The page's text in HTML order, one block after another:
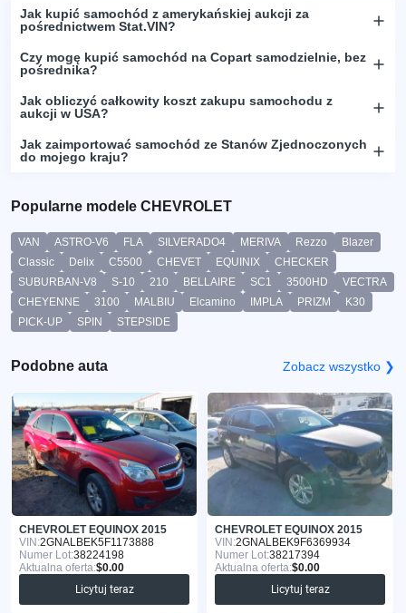
Jak kupić samochód z amerykańskiej aukcji za
pośrednictwem Stat.VIN?
Czy mogę kupić samochód na Copart samodzielnie, bez
pośrednika?
Jak obliczyć całkowity koszt zakupu samochodu z
aukcji w USA?
Jak zaimportować samochód ze Stanów Zjednoczonych
do mojego kraju?
Popularne modele CHEVROLET
VAN ASTRO-V6 FLA SILVERADO4 MERIVA Rezzo
Blazer
Classic
Delix C5500 CHEVET EQUINIX
CHECKER
SUBURBAN-V8
S-10 210 BELLAIRE SC1 3500HD
VECTRA
CHEYENNE
3100 MALBIU Elcamino IMPLA PRIZM
K30
PICK-UP
SPIN STEPSIDE
Podobne auta Zobacz wszystko ❯
CHEVROLET EQUINOX 2015
VIN:2GNALBEK5F1173888
Numer Lot:38224198
Aktualna oferta:$0.00
Licytuj teraz
CHEVROLET EQUINOX 2015
VIN:2GNALBEK9F6369934
Numer Lot:38217394
Aktualna oferta:$0.00
Licytuj teraz